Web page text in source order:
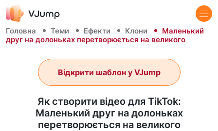
Головна Теми Ефекти Клони
Маленький
друг на долоньках перетворюється на великого
Як створити відео для TikTok:
Маленький друг на долоньках
перетворюється на великого
Відкрити шаблон у VJump